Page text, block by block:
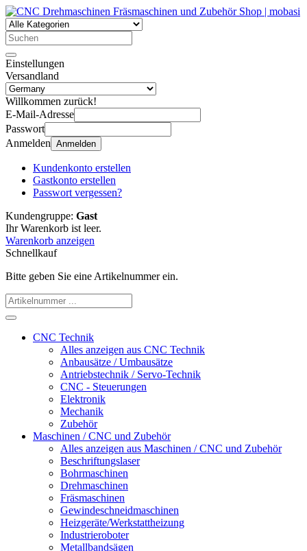
Einstellungen
Versandland
Willkommen zurück!
E-Mail-Adresse
Passwort
Anmelden Anmelden
Kundenkonto erstellen
Gastkonto erstellen
Passwort vergessen?
Kundengruppe: Gast
Ihr Warenkorb ist leer.
Warenkorb anzeigen
Schnellkauf
Bitte geben Sie eine Artikelnummer ein.
CNC Technik
Alles anzeigen aus CNC Technik
Anbausätze / Umbausätze
Antriebstechnik / Servo-Technik
CNC - Steuerungen
Elektronik
Mechanik
Zubehör
Maschinen / CNC und Zubehör
Alles anzeigen aus Maschinen / CNC und Zubehör
Beschriftungslaser
Bohrmaschinen
Drehmaschinen
Fräsmaschinen
Gewindeschneidmaschinen
Heizgeräte/Werkstattheizung
Industrieroboter
Metallbandsägen